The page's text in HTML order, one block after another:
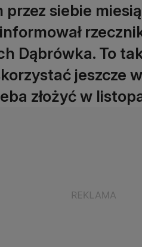
siebie
Dąbrówka. To
jeszcze
złożyć w